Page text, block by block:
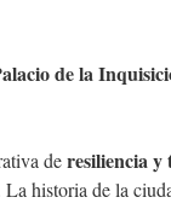
de la
deresiliencia
historia de la